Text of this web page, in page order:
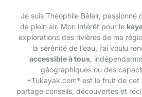
Je suis Théophile Bélair, passionné
de plein air. Mon intérêt pour le
explorations des rivières de ma
la sérénité de l’eau, j’ai voulu
accessible à tous,
géographiques ou des
*Tukayak.com* est le fruit de cet
partage conseils, découvertes et